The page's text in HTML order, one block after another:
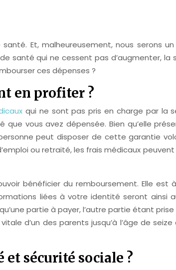
Et, malheureusement, nous serons
santé qui ne cessent pas d’augmenter, la
ces dépenses ?
en profiter ?
qui ne sont pas pris en charge par la
vous avez dépensée. Bien qu’elle
peut disposer de cette garantie
ou retraité, les frais médicaux
bénéficier du remboursement. Elle
liées à votre identité seront ainsi
partie à payer, l’autre partie étant
d’un des parents jusqu’à l’âge de
sécurité sociale ?